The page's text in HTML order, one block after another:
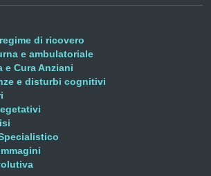
di ricovero
e ambulatoriale
e Cura Anziani
e disturbi cognitivi